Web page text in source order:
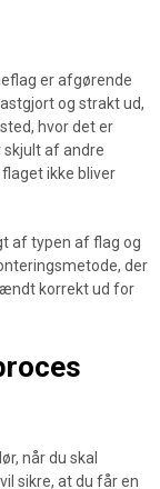
er afgørende
og strakt ud,
hvor det er
skjult af andre
ikke bliver
af typen af flag og
der
korrekt ud for
når du skal
sikre, at du får en